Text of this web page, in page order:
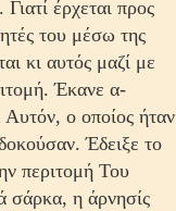
έρχεται προς
του μέσω της
κι αυτός μαζί με
Έκανε α­
ο οποίος ήταν
Έδειξε το
περιτομή Του
σάρκα, η άρνησίς